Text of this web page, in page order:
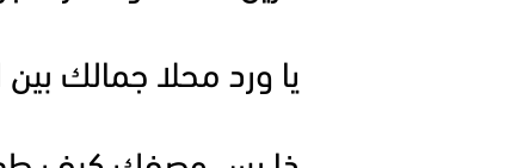
يا ورد محلا جمالك بين